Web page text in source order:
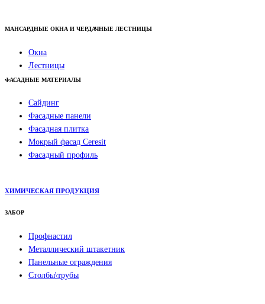
МАНСАРДНЫЕ ОКНА И ЧЕРДАЧНЫЕ ЛЕСТНИЦЫ
Окна
Лестницы
ФАСАДНЫЕ МАТЕРИАЛЫ
Сайдинг
Фасадные панели
Фасадная плитка
Мокрый фасад Ceresit
Фасадный профиль
ХИМИЧЕСКАЯ ПРОДУКЦИЯ
ЗАБОР
Профнастил
Металлический штакетник
Панельные ограждения
Столбы\трубы